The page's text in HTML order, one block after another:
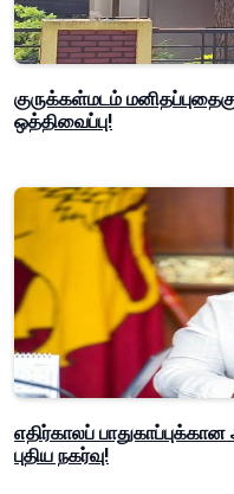
குருக்கள்மடம்
ஒத்திவைப்பு!
எதிர்காலப்
புதிய நகர்வு!